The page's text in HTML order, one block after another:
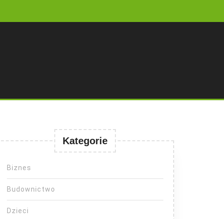
Kategorie
Biznes
Budownictwo
Dzieci